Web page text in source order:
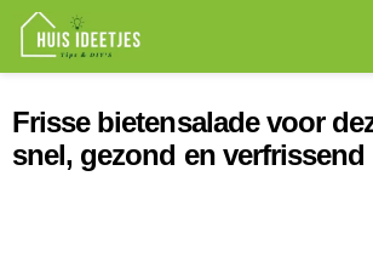
Frisse bietensalade voor
snel, gezond en verfrissend